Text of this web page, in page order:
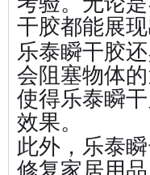
干胶都能展现
乐泰瞬干胶
会阻塞物体
使得乐泰瞬
效果。
此外，乐泰
修复家居用